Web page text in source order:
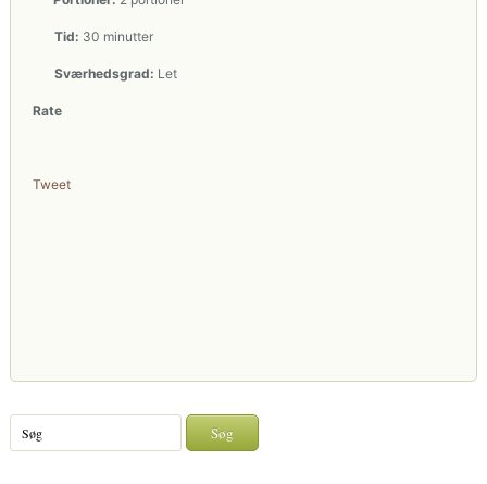
Tid: 30 minutter
Sværhedsgrad: Let
Rate
Tweet